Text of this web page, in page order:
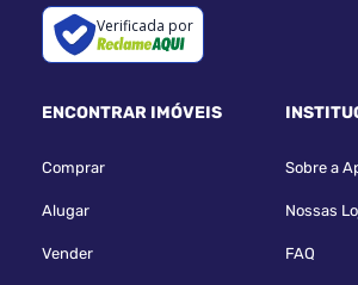
Verificada por
ENCONTRAR IMÓVEIS
Comprar
Alugar
Vender
Sobre a
Nossas
FAQ